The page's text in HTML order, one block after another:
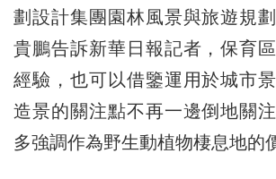
劃設計集團園林風景與旅遊規
貴鵬告訴新華日報記者，保育
經驗，也可以借鑒運用於城市
造景的關注點不再一邊倒地關
多強調作為野生動植物棲息地的